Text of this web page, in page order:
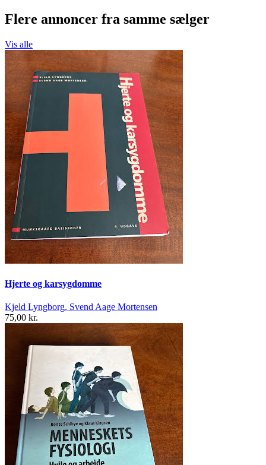
Flere annoncer fra samme sælger
Vis alle
Hjerte og karsygdomme
Kjeld Lyngborg, Svend Aage Mortensen
75,00 kr.